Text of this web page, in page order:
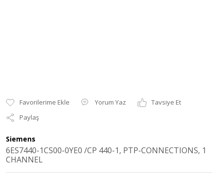
Yorum Yaz
Tavsiye Et
Paylaş
Siemens
6ES7440-1CS00-0YE0 /CP 440-1, PTP-CONNECTIONS, 1
CHANNEL